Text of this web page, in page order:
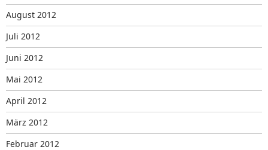
August 2012
Juli 2012
Juni 2012
Mai 2012
April 2012
März 2012
Februar 2012